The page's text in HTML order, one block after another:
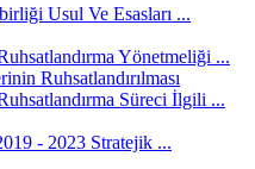
Usul Ve Esasları ...
Yönetmeliği ...
Ruhsatlandırılması
Süreci İlgili ...
- 2023 Stratejik ...